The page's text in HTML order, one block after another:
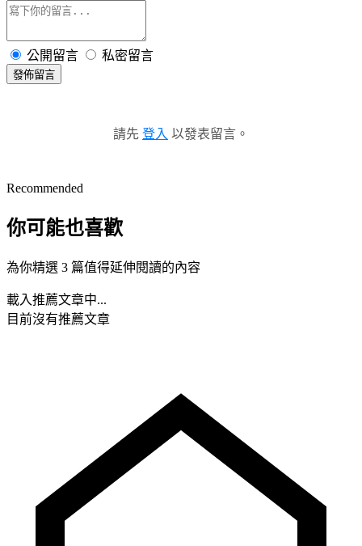
公開留言 私密留言
發佈留言
請先 登入 以發表留言。
Recommended
你可能也喜歡
為你精選 3 篇值得延伸閱讀的內容
載入推薦文章中...
目前沒有推薦文章